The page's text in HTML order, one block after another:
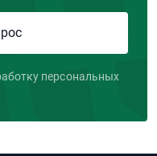
персональных